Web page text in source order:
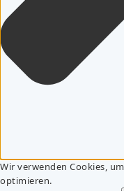
Wir verwenden Cookies,
optimieren.